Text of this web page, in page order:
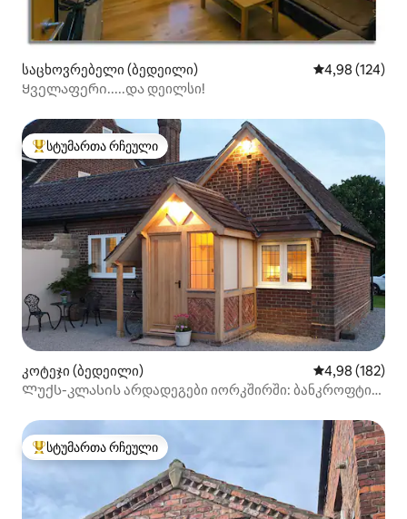
საცხოვრებელი (ბედეილი) საშუალო
4,98 (124)
Ყველაფერი.....და დეილსი!
სტუმართა რჩეული მოწინავე ვარიანტი
სტუმართა რჩეული
კოტეჯი (ბედეილი) საშუალო
4,98 (182)
Ლუქს-კლასის არდადეგები იორკშირში: ბანკროფტის
სტუმართა რჩეული მოწინავე ვარიანტი
სტუმართა რჩეული